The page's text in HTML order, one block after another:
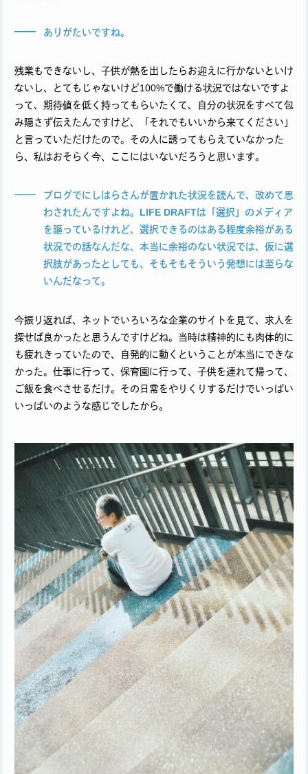
ありがたいですね。
残業もできないし、子供が熱を出したらお迎えに行かないといけ
ないし、とてもじゃないけど100%で働ける状況ではないですよ
って、期待値を低く持ってもらいたくて、自分の状況をすべて包
み隠さず伝えたんですけど、「それでもいいから来てください」
と言っていただけたので。その人に誘ってもらえていなかった
ら、私はおそらく今、ここにはいないだろうと思います。
ブログでにしはらさんが置かれた状況を読んで、改めて思
わされたんですよね。LIFE DRAFTは「選択」のメディア
を謳っているけれど、選択できるのはある程度余裕がある
状況での話なんだな、本当に余裕のない状況では、仮に選
択肢があったとしても、そもそもそういう発想には至らな
いんだなって。
今振り返れば、ネットでいろいろな企業のサイトを見て、求人を
探せば良かったと思うんですけどね。当時は精神的にも肉体的に
も疲れきっていたので、自発的に動くということが本当にできな
かった。仕事に行って、保育園に行って、子供を連れて帰って、
ご飯を食べさせるだけ。その日常をやりくりするだけでいっぱい
いっぱいのような感じでしたから。